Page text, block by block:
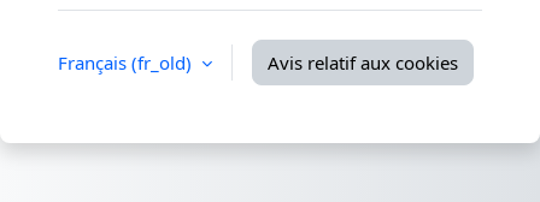
Français ‎(fr_old)‎ Avis relatif aux cookies